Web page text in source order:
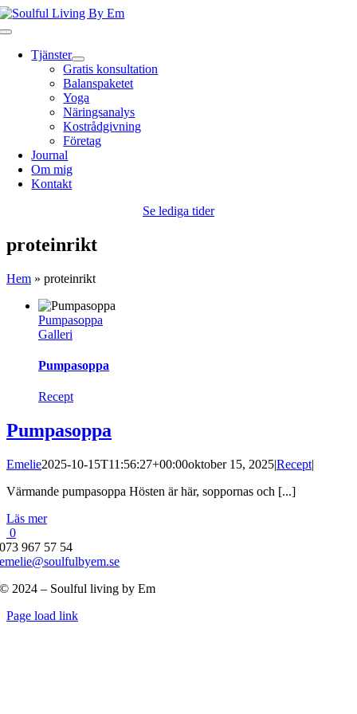
Fortsätt
till
Toggle
NavigationTjänster
Gratis konsultation
Balanspaketet
Yoga
Näringsanalys
Kostrådgivning
Företag
Journal
Om mig
Kontakt
Se lediga tider
proteinrikt
Hem » proteinrikt
Pumpasoppa
Galleri
Pumpasoppa
Recept
Pumpasoppa
Emelie2025-10-15T11:56:27+00:00oktober 15, 2025|Recept|
Värmande pumpasoppa Hösten är här, soppornas och [...]
Läs mer
0
073 967 57 54
emelie@soulfulbyem.se
© 2024 – Soulful living by Em
Byt
Page load link